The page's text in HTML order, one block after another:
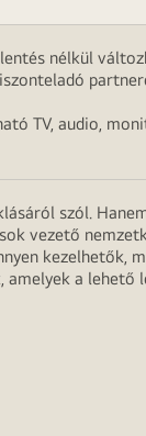
nélkül
TV, audio,
szól.
vezető
kezelhetők,
a lehető